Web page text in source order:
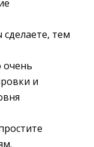
тем
очень
и